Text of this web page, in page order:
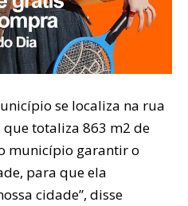
se localiza na rua
que totaliza 863 m2 de
município garantir o
para que ela
cidade”, disse